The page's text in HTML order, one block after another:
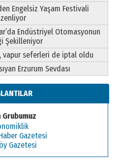
Engelsiz Yaşam Festivali
Endüstriyel Otomasyonun
Şekilleniyor
vapur seferleri de iptal oldu
Erzurum Sevdası
Grubumuz
Gazetesi
Gazetesi